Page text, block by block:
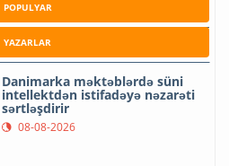
POPULYAR
YAZARLAR
Danimarka məktəblərdə süni
intellektdən istifadəyə nəzarəti
sərtləşdirir
08-08-2026